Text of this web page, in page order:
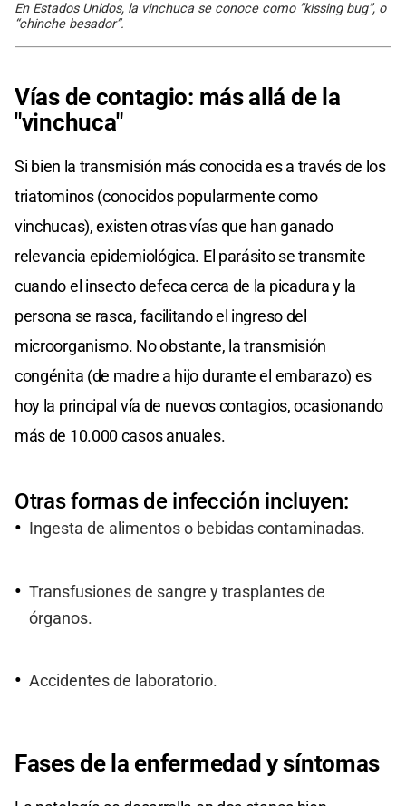
En Estados Unidos, la vinchuca se conoce como “kissing bug”, o
“chinche besador”.
Vías de contagio: más allá de la
"vinchuca"
Si bien la transmisión más conocida es a través de los
triatominos (conocidos popularmente como
vinchucas), existen otras vías que han ganado
relevancia epidemiológica. El parásito se transmite
cuando el insecto defeca cerca de la picadura y la
persona se rasca, facilitando el ingreso del
microorganismo. No obstante, la transmisión
congénita (de madre a hijo durante el embarazo) es
hoy la principal vía de nuevos contagios, ocasionando
más de 10.000 casos anuales.
Otras formas de infección incluyen:
Ingesta de alimentos o bebidas contaminadas.
Transfusiones de sangre y trasplantes de
órganos.
Accidentes de laboratorio.
Fases de la enfermedad y síntomas